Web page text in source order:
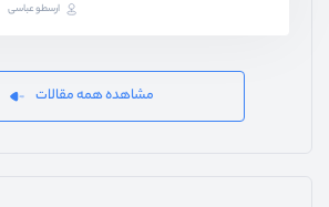
ارسطو عباسی
مشاهده همه مقالات